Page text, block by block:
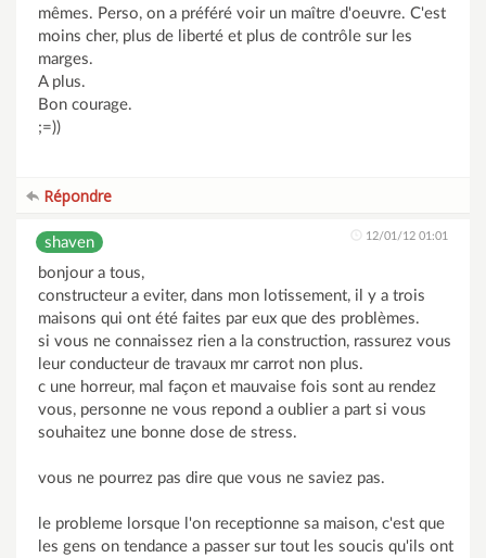
mêmes. Perso, on a préféré voir un maître d'oeuvre. C'est
moins cher, plus de liberté et plus de contrôle sur les
marges.
A plus.
Bon courage.
;=))
Répondre
shaven 12/01/12 01:01
bonjour a tous,
constructeur a eviter, dans mon lotissement, il y a trois
maisons qui ont été faites par eux que des problèmes.
si vous ne connaissez rien a la construction, rassurez vous
leur conducteur de travaux mr carrot non plus.
c une horreur, mal façon et mauvaise fois sont au rendez
vous, personne ne vous repond a oublier a part si vous
souhaitez une bonne dose de stress.
vous ne pourrez pas dire que vous ne saviez pas.
le probleme lorsque l'on receptionne sa maison, c'est que
les gens on tendance a passer sur tout les soucis qu'ils ont